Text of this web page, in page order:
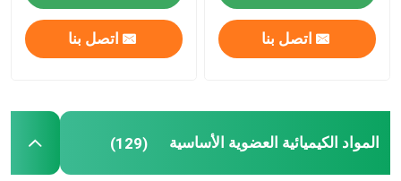
اتصل بنا اتصل بنا
المواد الكيميائية العضوية الأساسية (129)